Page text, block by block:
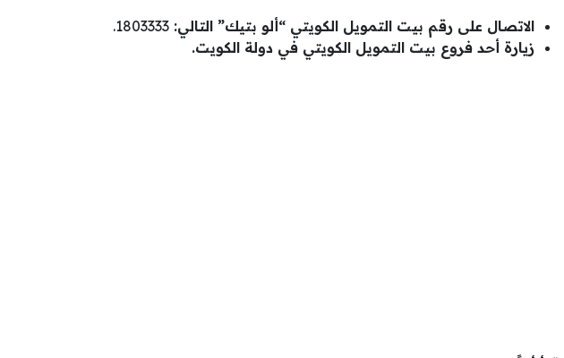
الاتصال على رقم بيت التمويل الكويتي “ألو بتيك” التالي: 1803333.
زيارة أحد فروع بيت التمويل الكويتي في دولة الكويت.